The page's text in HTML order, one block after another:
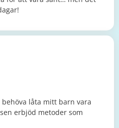
behöva låta mitt barn vara
erbjöd metoder som